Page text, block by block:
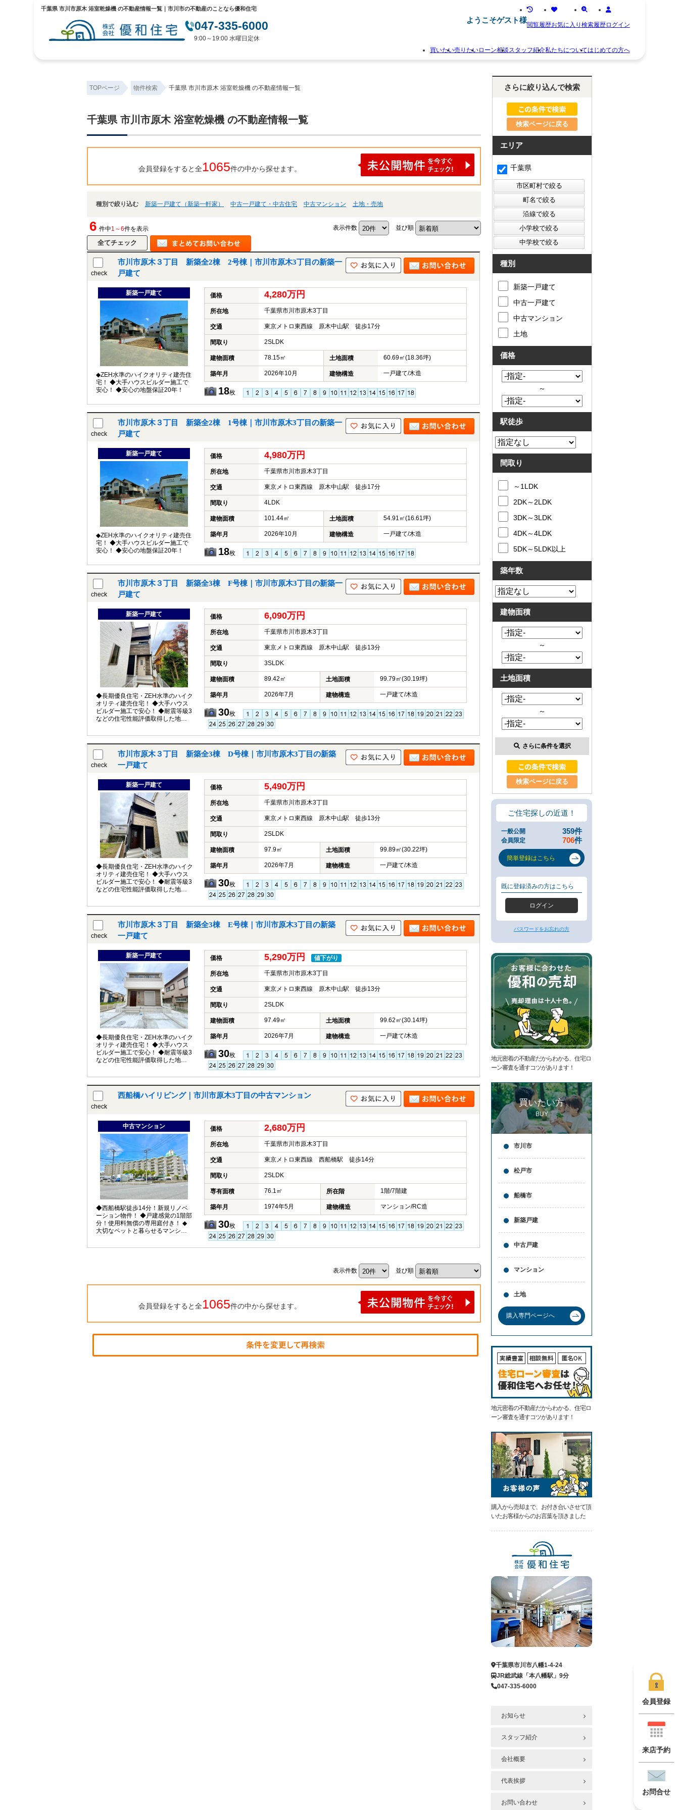
千葉県 市川市原木 浴室乾燥機 の不動産情報一覧｜市川市の不動産のことなら優和住宅
047-335-6000
9:00～19:00 水曜日定休
ようこそゲスト様
閲覧履歴お気に入り 検索履歴ログイン
買いたい
戸
中
古
一
戸
マ
ン
シ
ン
川
戸
船
ら
探
す
学
す
返済
7万
8万
円
月々
円
返済
産
専
ー
ジ
へ
売りたい
空
住
み
替
え
住
宅
ロ
ン
納
コ
ム
却
の
流
れ
取
違
の
高
く
売
イ
ト
類
却
相
談
の
で
動
売
ー
ジ
へ
ローン相談スタッフ紹介私たちについて
知
ら
ス
タ
ッ
フ
様
の
会
社
概
要
代
表
ッ
ー
ス
合
せ
予
はじめての方へ
TOPページ 物件検索 千葉県 市川市原木 浴室乾燥機 の不動産情報一覧
千葉県 市川市原木 浴室乾燥機 の不動産情報一覧
会員登録をすると全1065件の中から探せます。
種別で絞り込む 新築一戸建て（新築一軒家） 中古一戸建て・中古住宅 中古マンション 土地・売地
6 件中1～6件を表示 表示件数 並び順
check
市川市原木３丁目 新築全2棟 2号棟｜市川市原木3丁目の新築一
戸建て
新築一戸建て
◆ZEH水準のハイクオリティ建売住
宅！ ◆大手ハウスビルダー施工で
安心！ ◆安心の地盤保証20年！
価格 4,280万円
所在地 千葉県市川市原木3丁目
交通 東京メトロ東西線 原木中山駅 徒歩17分
間取り 2SLDK
建物面積 78.15㎡ 土地面積 60.69㎡(18.36坪)
築年月 2026年10月 建物構造 一戸建て/木造
18枚
check
市川市原木３丁目 新築全2棟 1号棟｜市川市原木3丁目の新築一
戸建て
新築一戸建て
◆ZEH水準のハイクオリティ建売住
宅！ ◆大手ハウスビルダー施工で
安心！ ◆安心の地盤保証20年！
価格 4,980万円
所在地 千葉県市川市原木3丁目
交通 東京メトロ東西線 原木中山駅 徒歩17分
間取り 4LDK
建物面積 101.44㎡ 土地面積 54.91㎡(16.61坪)
築年月 2026年10月 建物構造 一戸建て/木造
18枚
check
市川市原木３丁目 新築全3棟 F号棟｜市川市原木3丁目の新築一
戸建て
新築一戸建て
◆長期優良住宅・ZEH水準のハイク
オリティ建売住宅！ ◆大手ハウス
ビルダー施工で安心！ ◆耐震等級3
などの住宅性能評価取得した地震
価格 6,090万円
所在地 千葉県市川市原木3丁目
交通 東京メトロ東西線 原木中山駅 徒歩13分
間取り 3SLDK
建物面積 89.42㎡ 土地面積 99.79㎡(30.19坪)
築年月 2026年7月 建物構造 一戸建て/木造
30枚
check
市川市原木３丁目 新築全3棟 D号棟｜市川市原木3丁目の新築
一戸建て
新築一戸建て
◆長期優良住宅・ZEH水準のハイク
オリティ建売住宅！ ◆大手ハウス
ビルダー施工で安心！ ◆耐震等級3
などの住宅性能評価取得した地震
価格 5,490万円
所在地 千葉県市川市原木3丁目
交通 東京メトロ東西線 原木中山駅 徒歩13分
間取り 2SLDK
建物面積 97.9㎡ 土地面積 99.89㎡(30.22坪)
築年月 2026年7月 建物構造 一戸建て/木造
30枚
check
市川市原木３丁目 新築全3棟 E号棟｜市川市原木3丁目の新築
一戸建て
新築一戸建て
◆長期優良住宅・ZEH水準のハイク
オリティ建売住宅！ ◆大手ハウス
ビルダー施工で安心！ ◆耐震等級3
などの住宅性能評価取得した地震
価格 5,290万円 値下がり
所在地 千葉県市川市原木3丁目
交通 東京メトロ東西線 原木中山駅 徒歩13分
間取り 2SLDK
建物面積 97.49㎡ 土地面積 99.62㎡(30.14坪)
築年月 2026年7月 建物構造 一戸建て/木造
30枚
check
西船橋ハイリビング｜市川市原木3丁目の中古マンション
中古マンション
◆西船橋駅徒歩14分！新規リノベ
ーション物件！ ◆戸建感覚の1階部
分！使用料無償の専用庭付き！ ◆
大切なペットと暮らせるマンショ
価格 2,680万円
所在地 千葉県市川市原木3丁目
交通 東京メトロ東西線 西船橋駅 徒歩14分
間取り 2SLDK
専有面積 76.1㎡ 所在階 1階/7階建
築年月 1974年5月 建物構造 マンション/RC造
30枚
表示件数 並び順
会員登録をすると全1065件の中から探せます。
さらに絞り込んで検索
検索ページに戻る
エリア
千葉県
種別
新築一戸建て
中古一戸建て
中古マンション
土地
価格
～
駅徒歩
間取り
～1LDK
2DK～2LDK
3DK～3LDK
4DK～4LDK
5DK～5LDK以上
築年数
建物面積
～
土地面積
～
さらに条件を選択
検索ページに戻る
ご住宅探しの近道！
一般公開 359件
会員限定 706件
簡単登録はこちら
既に登録済みの方はこちら
ログイン
パスワードをお忘れの方
地元密着の不動産だからわかる、住宅ロ
ーン審査を通すコツがあります！
買いたい方
BUY
市川市
松戸市
船橋市
新築戸建
中古戸建
マンション
土地
購入専門ページへ
地元密着の不動産だからわかる、住宅ロ
ーン審査を通すコツがあります！
購入から売却まで、お付き合いさせて頂
いたお客様からのお言葉を頂きました
千葉県市川市八幡1-4-24
JR総武線「本八幡駅」9分
047-335-6000
お知らせ
スタッフ紹介
会社概要
代表挨拶
お問い合わせ
会員登録
来店予約
お問合せ